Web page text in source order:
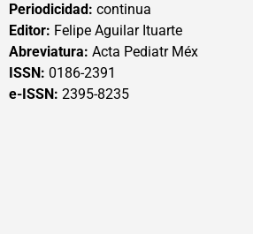
Periodicidad: continua
Editor: Felipe Aguilar Ituarte
Abreviatura: Acta Pediatr Méx
ISSN: 0186-2391
e-ISSN: 2395-8235